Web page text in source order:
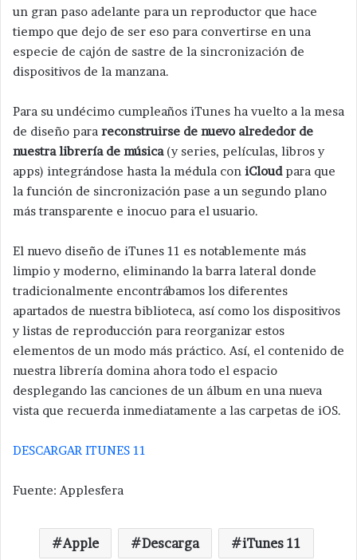
un gran paso adelante para un reproductor que hace
tiempo que dejo de ser eso para convertirse en una
especie de cajón de sastre de la sincronización de
dispositivos de la manzana.
Para su undécimo cumpleaños iTunes ha vuelto a la mesa
de diseño para reconstruirse de nuevo alrededor de
nuestra librería de música(y series, películas, libros y
apps) integrándose hasta la médula con iCloudpara que
la función de sincronización pase a un segundo plano
más transparente e inocuo para el usuario.
El nuevo diseño de iTunes 11 es notablemente más
limpio y moderno, eliminando la barra lateral donde
tradicionalmente encontrábamos los diferentes
apartados de nuestra biblioteca, así como los dispositivos
y listas de reproducción para reorganizar estos
elementos de un modo más práctico. Así, el contenido de
nuestra librería domina ahora todo el espacio
desplegando las canciones de un álbum en una nueva
vista que recuerda inmediatamente a las carpetas de iOS.
DESCARGAR ITUNES 11
Fuente: Applesfera
Apple Descarga iTunes 11